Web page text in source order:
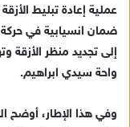
ي
د
إ
ك
عملية إعادة تبليط
ضمان انسيابية في حركة
إلى تجديد منظر الأزقة
واحة سيدي ابراهيم.
وفي هذا الإطار، أوضح